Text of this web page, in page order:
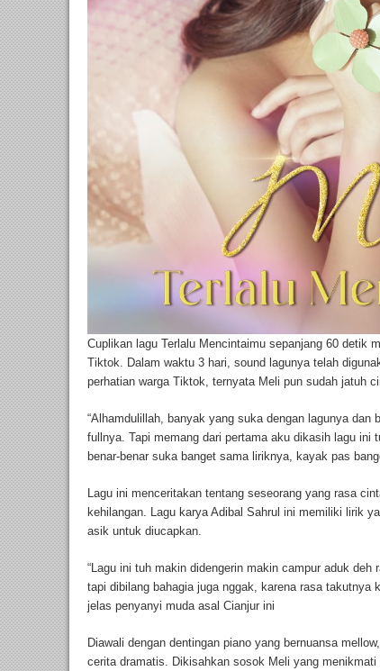
Cuplikan lagu Terlalu Mencintaimu sepanjang 60 detik
Tiktok. Dalam waktu 3 hari, sound lagunya telah
perhatian warga Tiktok, ternyata Meli pun sudah jatuh
“Alhamdulillah, banyak yang suka dengan lagunya
fullnya. Tapi memang dari pertama aku dikasih lagu ini
benar-benar suka banget sama liriknya, kayak pas
Lagu ini menceritakan tentang seseorang yang rasa
kehilangan. Lagu karya Adibal Sahrul ini memiliki lirik
asik untuk diucapkan.
“Lagu ini tuh makin didengerin makin campur aduk
tapi dibilang bahagia juga nggak, karena rasa takutnya
jelas penyanyi muda asal Cianjur ini
Diawali dengan dentingan piano yang bernuansa
cerita dramatis. Dikisahkan sosok Meli yang